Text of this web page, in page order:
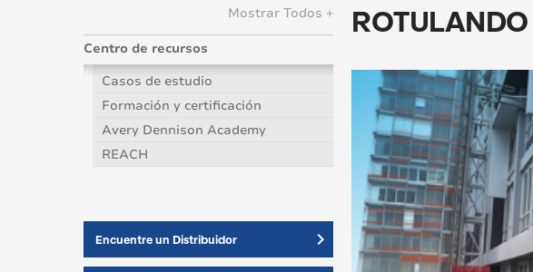
ROTULANDO
Mostrar Todos +
Centro de recursos
Casos de estudio
Formación y certificación
Avery Dennison Academy
REACH
Encuentre un Distribuidor keyboard_arrow_right